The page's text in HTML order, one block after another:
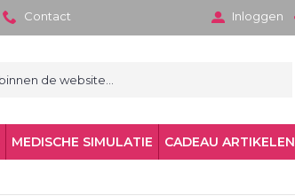
Contact Inloggen
MEDISCHE SIMULATIE CADEAU ARTIKELEN